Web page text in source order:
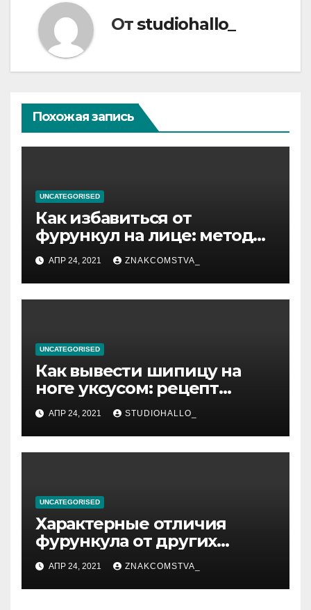
Отstudiohallo_
Похожая запись
UNCATEGORISED
Как избавиться от
фурункул на лице: методы
лечения
АПР 24, 2021 ZNAKCOMSTVA_
UNCATEGORISED
Как вывести шипицу на
ноге уксусом: рецепт
приготовления
компрессов и теста
АПР 24, 2021 STUDIOHALLO_
UNCATEGORISED
Характерные отличия
фурункула от других
заболеваний
АПР 24, 2021 ZNAKCOMSTVA_